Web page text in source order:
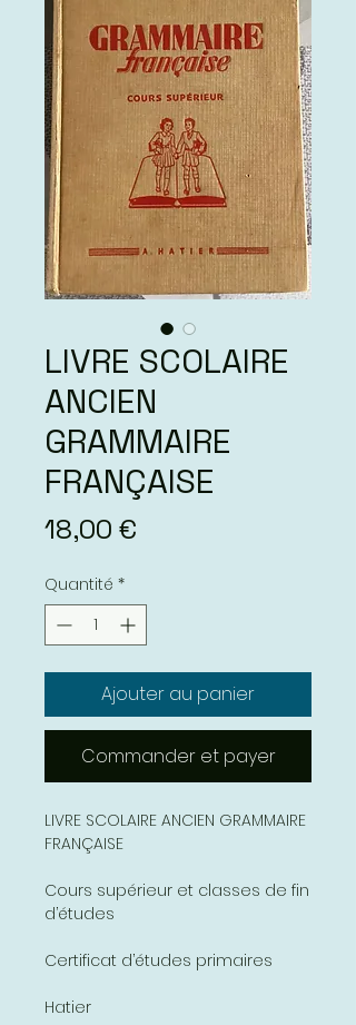
LIVRE SCOLAIRE
ANCIEN
GRAMMAIRE
FRANÇAISE
18,00 €
Quantité *
Ajouter au panier
Commander et payer
LIVRE SCOLAIRE ANCIEN GRAMMAIRE
FRANÇAISE
Cours supérieur et classes de fin
d’études
Certificat d’études primaires
Hatier